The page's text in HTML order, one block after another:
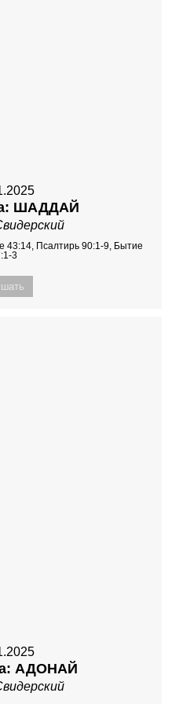
ШАДДАЙ
43:14, Псалтирь 90:1-9, Бытие
3
АДОНАЙ